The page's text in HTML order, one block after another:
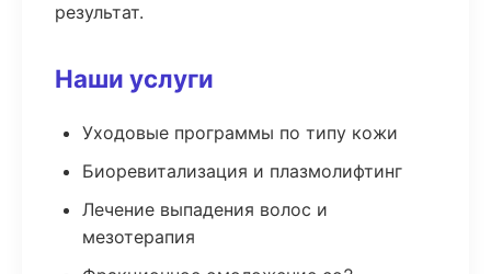
результат.
Наши услуги
Уходовые программы по типу кожи
Биоревитализация и плазмолифтинг
Лечение выпадения волос и
мезотерапия